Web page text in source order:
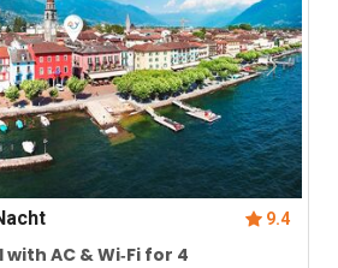
9.4
AC & Wi‑Fi for 4